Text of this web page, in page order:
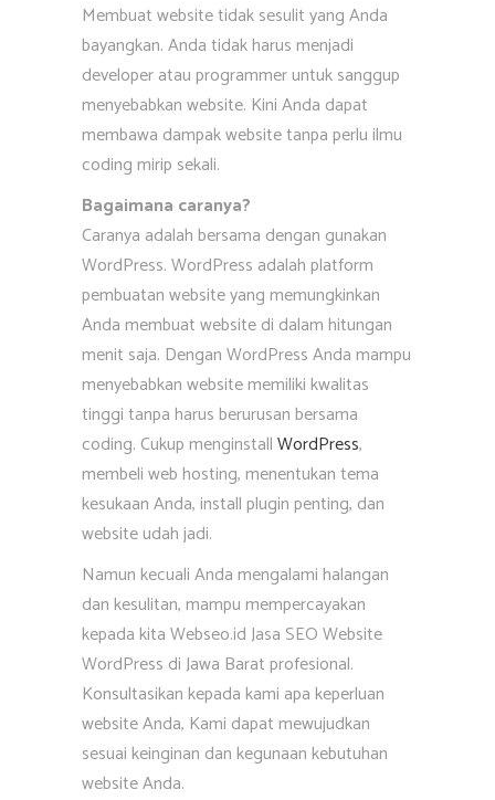
Membuat website tidak sesulit yang Anda
bayangkan. Anda tidak harus menjadi
developer atau programmer untuk sanggup
menyebabkan website. Kini Anda dapat
membawa dampak website tanpa perlu ilmu
coding mirip sekali.
Bagaimana caranya?
Caranya adalah bersama dengan gunakan
WordPress. WordPress adalah platform
pembuatan website yang memungkinkan
Anda membuat website di dalam hitungan
menit saja. Dengan WordPress Anda mampu
menyebabkan website memiliki kwalitas
tinggi tanpa harus berurusan bersama
coding. Cukup menginstallWordPress,
membeli web hosting, menentukan tema
kesukaan Anda, install plugin penting, dan
website udah jadi.
Namun kecuali Anda mengalami halangan
dan kesulitan, mampu mempercayakan
kepada kita Webseo.id Jasa SEO Website
WordPress di Jawa Barat profesional.
Konsultasikan kepada kami apa keperluan
website Anda, Kami dapat mewujudkan
sesuai keinginan dan kegunaan kebutuhan
website Anda.